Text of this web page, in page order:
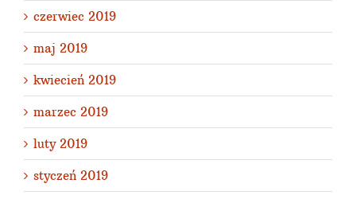
czerwiec 2019
maj 2019
kwiecień 2019
marzec 2019
luty 2019
styczeń 2019